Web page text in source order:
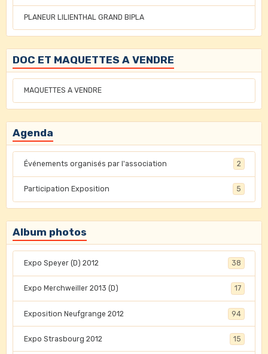
PLANEUR LILIENTHAL GRAND BIPLA
DOC ET MAQUETTES A VENDRE
MAQUETTES A VENDRE
Agenda
Événements organisés par l'association 2
Participation Exposition 5
Album photos
Expo Speyer (D) 2012 38
Expo Merchweiller 2013 (D) 17
Exposition Neufgrange 2012 94
Expo Strasbourg 2012 15